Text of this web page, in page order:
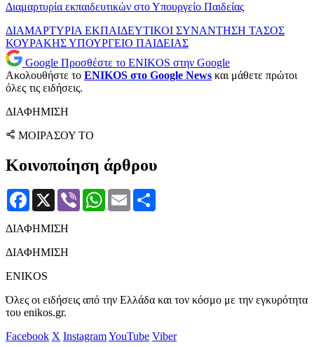
Διαμαρτυρία εκπαιδευτικών στο Υπουργείο Παιδείας
ΔΙΑΜΑΡΤΥΡΙΑ ΕΚΠΑΙΔΕΥΤΙΚΟΙ ΣΥΝΑΝΤΗΣΗ ΤΑΣΟΣ
ΚΟΥΡΑΚΗΣΥΠΟΥΡΓΕΙΟ ΠΑΙΔΕΙΑΣ
Google Προσθέστε το ENIKOS στην Google
Ακολουθήστε το ENIKOS στο Google News και μάθετε πρώτοι
όλες τις ειδήσεις.
ΔΙΑΦΗΜΙΣΗ
ΜΟΙΡΑΣΟΥ ΤΟ
Κοινοποίηση άρθρου
Facebook
X Viber WhatsApp
Email
ΔΙΑΦΗΜΙΣΗ
ΔΙΑΦΗΜΙΣΗ
ENIKOS
Όλες οι ειδήσεις από την Ελλάδα και τον κόσμο με την εγκυρότητα
του enikos.gr.
Facebook X InstagramYouTube Viber